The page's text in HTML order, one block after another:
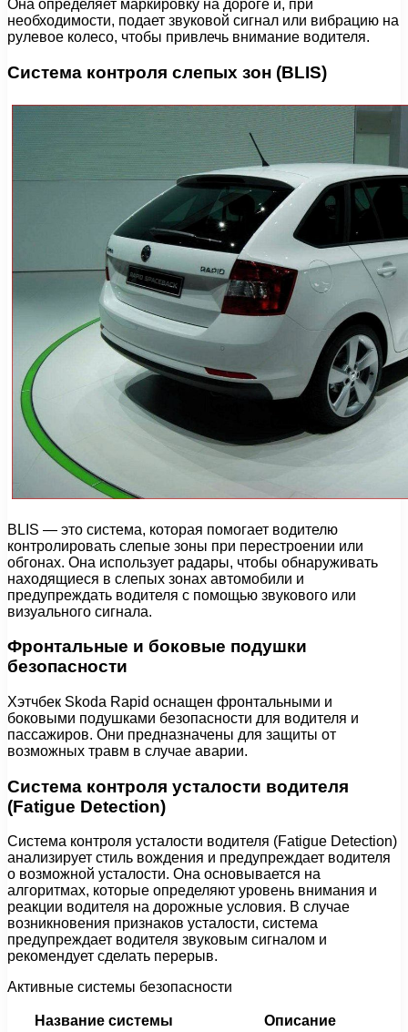
Она определяет маркировку на дороге и, при
необходимости, подает звуковой сигнал или вибрацию на
рулевое колесо, чтобы привлечь внимание водителя.
Система контроля слепых зон (BLIS)
BLIS — это система, которая помогает водителю
контролировать слепые зоны при перестроении или
обгонах. Она использует радары, чтобы обнаруживать
находящиеся в слепых зонах автомобили и
предупреждать водителя с помощью звукового или
визуального сигнала.
Фронтальные и боковые подушки
безопасности
Хэтчбек Skoda Rapid оснащен фронтальными и
боковыми подушками безопасности для водителя и
пассажиров. Они предназначены для защиты от
возможных травм в случае аварии.
Система контроля усталости водителя
(Fatigue Detection)
Система контроля усталости водителя (Fatigue Detection)
анализирует стиль вождения и предупреждает водителя
о возможной усталости. Она основывается на
алгоритмах, которые определяют уровень внимания и
реакции водителя на дорожные условия. В случае
возникновения признаков усталости, система
предупреждает водителя звуковым сигналом и
рекомендует сделать перерыв.
Активные системы безопасности
Название системы
Описание